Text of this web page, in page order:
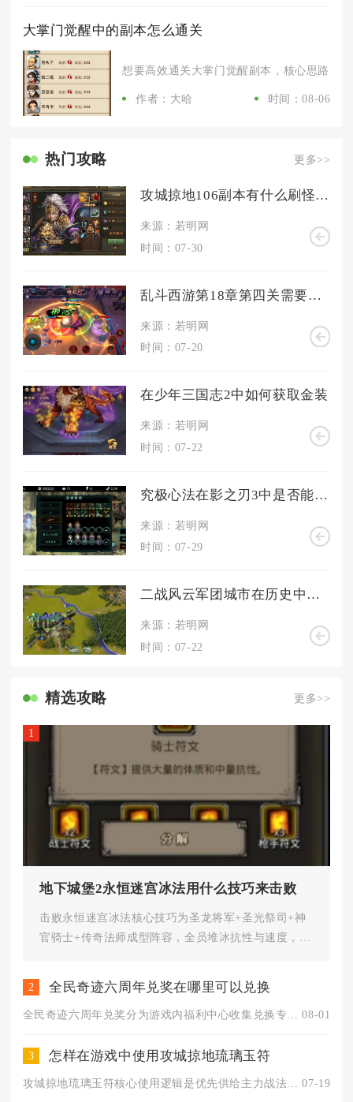
大掌门觉醒中的副本怎么通关
想要高效通关大掌门觉醒副本，核心思路是
作者：大哈 时间：08-06
热门攻略 更多>>
攻城掠地106副本有什么刷怪技巧
来源：若明网
时间：07-30
乱斗西游第18章第四关需要注意哪些细节
来源：若明网
时间：07-20
在少年三国志2中如何获取金装
来源：若明网
时间：07-22
究极心法在影之刃3中是否能够更换
来源：若明网
时间：07-29
二战风云军团城市在历史中有何特殊地位
来源：若明网
时间：07-22
精选攻略 更多>>
1
地下城堡2永恒迷宫冰法用什么技巧来击败
击败永恒迷宫冰法核心技巧为圣龙将军+圣光祭司+神
官骑士+传奇法师成型阵容，全员堆冰抗性与速度，优
2 全民奇迹六周年兑奖在哪里可以兑换
08-01
3 怎样在游戏中使用攻城掠地琉璃玉符
07-19